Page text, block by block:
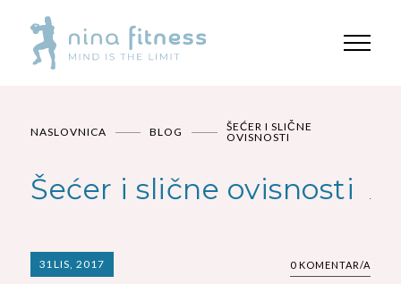
NASLOVNICA BLOG
ŠEĆER I SLIČNE
OVISNOSTI
Šećer i slične ovisnosti
31LIS, 2017 0 KOMENTAR/A